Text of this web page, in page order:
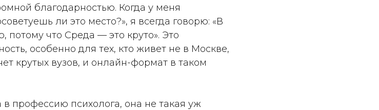
благодарностью. Когда у меня
ли это место?», я всегда говорю: «В
потому что Среда — это круто». Это
особенно для тех, кто живет не в Москве,
крутых вузов, и онлайн-формат в таком
в профессию психолога, она не такая уж